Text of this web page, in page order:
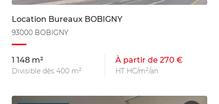
Location Bureaux BOBIGNY
93000 BOBIGNY
1 148 m²
Divisible dès 400 m²
À partir de 270 €
HT HC/m²/an